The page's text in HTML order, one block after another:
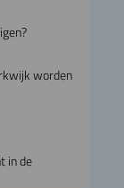
worden
in de